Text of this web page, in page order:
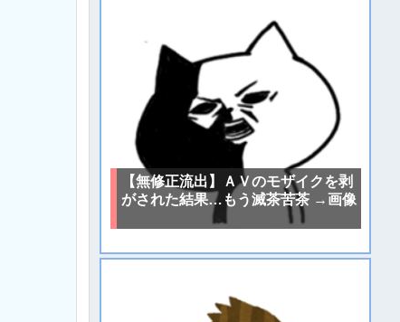
【無修正流出】ＡＶのモザイクを剥
がされた結果…もう滅茶苦茶 →画像